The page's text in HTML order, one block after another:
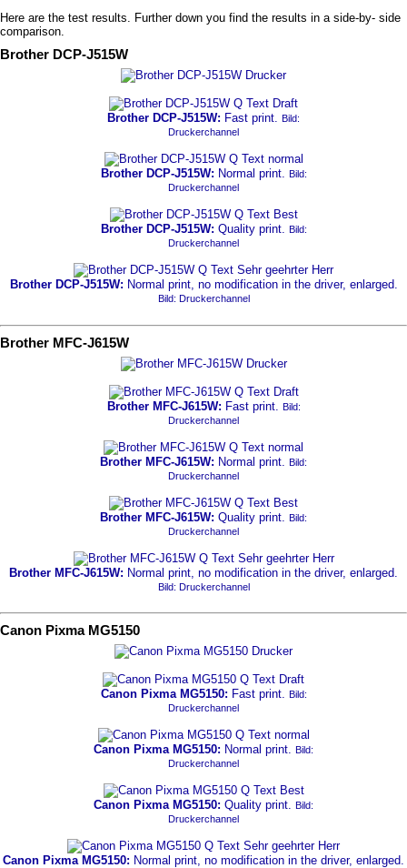
Here are the test results. Further down you find the results in a side-by- side
comparison.
Brother DCP-J515W
Brother DCP-J515W: Fast print. Bild:
Druckerchannel
Brother DCP-J515W: Normal print. Bild:
Druckerchannel
Brother DCP-J515W: Quality print. Bild:
Druckerchannel
Brother DCP-J515W: Normal print, no modification in the driver, enlarged.
Bild: Druckerchannel
Brother MFC-J615W
Brother MFC-J615W: Fast print.
Bild:
Druckerchannel
Brother MFC-J615W: Normal print.
Bild:
Druckerchannel
Brother MFC-J615W: Quality print.
Bild:
Druckerchannel
Brother MFC-J615W: Normal print, no modification in the driver, enlarged.
Bild: Druckerchannel
Canon Pixma MG5150
Canon Pixma MG5150: Fast print. Bild:
Druckerchannel
Canon Pixma MG5150: Normal print. Bild:
Druckerchannel
Canon Pixma MG5150: Quality print. Bild:
Druckerchannel
Canon Pixma MG5150: Normal print, no modification in the driver, enlarged.